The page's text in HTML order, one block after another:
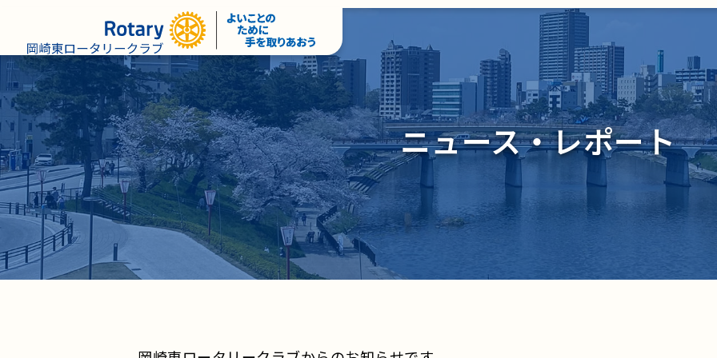
ニュース・レポート